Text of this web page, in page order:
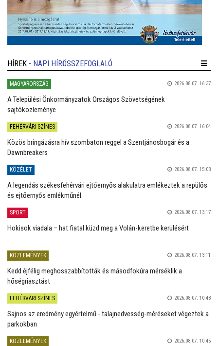
HÍREK - NAPI HÍRÖSSZEFOGLALÓ
MAGYARORSZÁG 2026.08.07. 16:37
A Települési Önkormányzatok Országos Szövetségének
sajtóközleménye
FEHÉRVÁRI SZÍNES 2026.08.07. 16:04
Közös bringázásra hív szombaton reggel a Szentjánosbogár és a
Dawnbreakers
KÖZÉLET 2026.08.07. 15:03
A legendás székesfehérvári ejtőernyős alakulatra emlékeztek a repülős
és ejtőernyős emlékműnél
SPORT 2026.08.07. 13:17
Hokisok viadala – hat fiatal küzd meg a Volán-keretbe kerülésért
KÖZLEMÉNYEK 2026.08.07. 13:11
Kedd éjfélig meghosszabbították és másodfokúra mérséklik a
hőségriasztást
FEHÉRVÁRI SZÍNES 2026.08.07. 10:48
Sajnos az eredmény egyértelmű - talajnedvesség-méréseket végeztek a
parkokban
KÖZLEMÉNYEK 2026.08.07. 10:45